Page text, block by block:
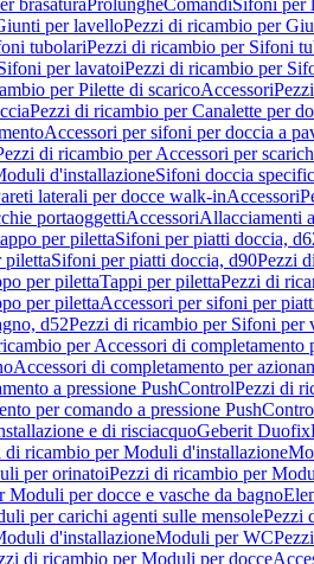
brasaturaProlungheComandiSifoni per
per lavelloPezzi di ricambio per
tubolariPezzi di ricambio per Sifoni
per lavatoiPezzi di ricambio per
per Pilette di scaricoAccessori
Pezzi di ricambio per Canalette per
Accessori per sifoni per doccia a
di ricambio per Accessori per
d'installazioneSifoni doccia
laterali per docce walk-inAccessori
portaoggettiAccessoriAllacciamenti
per pilettaSifoni per piatti doccia,
pilettaSifoni per piatti doccia, d90Pezzi
per pilettaTappi per pilettaPezzi di
per pilettaAccessori per sifoni per
d52Pezzi di ricambio per Sifoni per
per Accessori di completamento
Accessori di completamento per
a pressione PushControlPezzi di
per comando a pressione
e di risciacquoGeberit Duofix
di ricambio per Moduli d'installazione
per orinatoiPezzi di ricambio per
Moduli per docce e vasche da bagno
per carichi agenti sulle mensolePezzi
d'installazioneModuli per WC
di ricambio per Moduli per docce